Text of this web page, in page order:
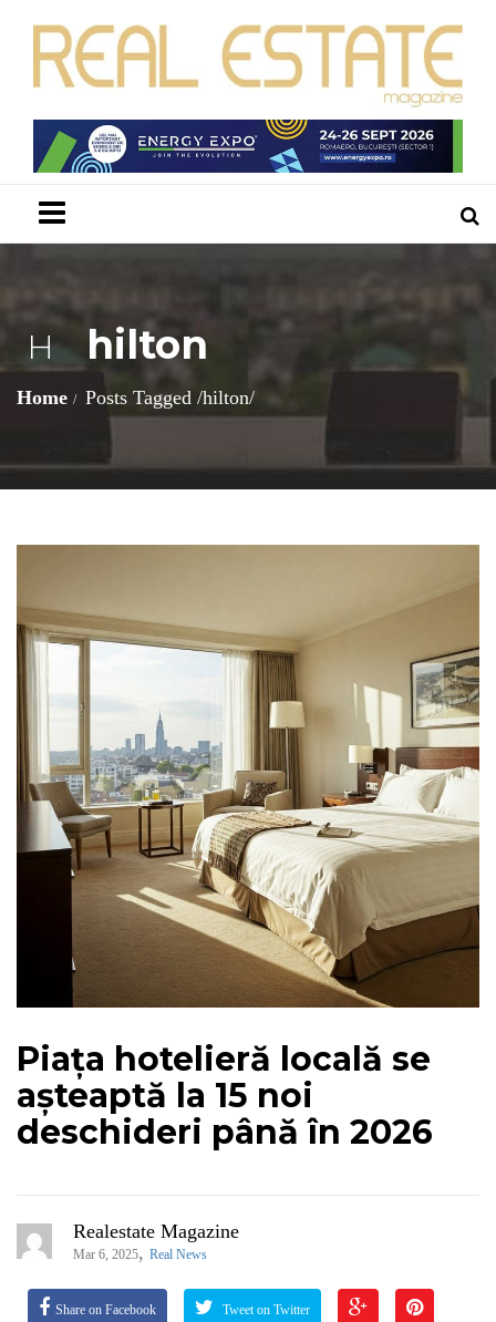
H hilton
Home Posts Tagged /hilton/
Piața hotelieră locală se
așteaptă la 15 noi
deschideri până în 2026
Realestate Magazine
Mar 6, 2025, Real News
Share on Facebook Tweet on Twitter